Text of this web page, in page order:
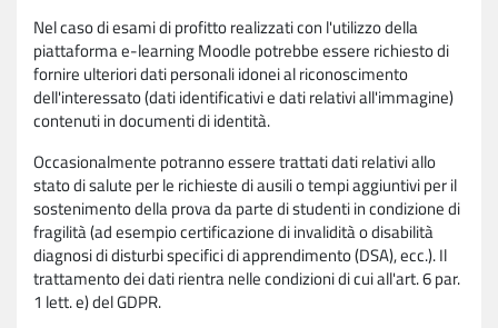
Nel caso di esami di profitto realizzati con l'utilizzo della
piattaforma e-learning Moodle potrebbe essere richiesto di
fornire ulteriori dati personali idonei al riconoscimento
dell'interessato (dati identificativi e dati relativi all'immagine)
contenuti in documenti di identità.
Occasionalmente potranno essere trattati dati relativi allo
stato di salute per le richieste di ausili o tempi aggiuntivi per il
sostenimento della prova da parte di studenti in condizione di
fragilità (ad esempio certificazione di invalidità o disabilità
diagnosi di disturbi specifici di apprendimento (DSA), ecc.). Il
trattamento dei dati rientra nelle condizioni di cui all'art. 6 par.
1 lett. e) del GDPR.